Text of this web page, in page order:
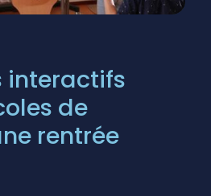
interactifs
de
rentrée